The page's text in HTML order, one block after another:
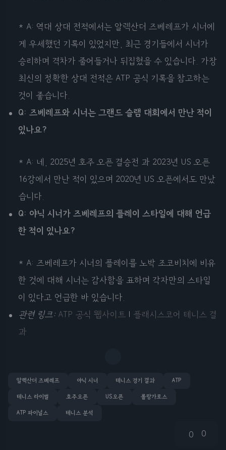
* A: 역대 상대 전적에서는 알렉산더 즈베레프가 시너에
게 우세했던 기록이 있었지만, 최근 경기들에서 시너가
승리하며 격차가 줄어들거나 뒤집혔을 수 있습니다. 가장
최신의 정확한 상대 전적은 ATP 공식 기록을 참고하는
것이 좋습니다.
Q: 즈베레프와 시너는 그랜드 슬램 대회에서 만난 적이
있나요?
* A: 네, 2025년 호주 오픈 결승전 과 2023년 US 오픈
16강에서 만난 적이 있으며 2020년 US 오픈에서도 만났
습니다.
Q: 야닉 시너가 즈베레프의 플레이 스타일에 대해 언급
한 적이 있나요?
* A: 즈베레프가 시너의 플레이를 노박 조코비치에 비유
한 것에 대해 시너는 감사함을 표하며 각자만의 스타일
이 있다고 언급한 바 있습니다.
관련 링크: ATP 공식 웹사이트 | 플래시스코어 테니스 결
과
알렉산더 즈베레프 야닉 시너 테니스 경기 결과 ATP
테니스 라이벌 호주오픈 US오픈 롤랑가로스
ATP 파이널스 테니스 분석
0 0